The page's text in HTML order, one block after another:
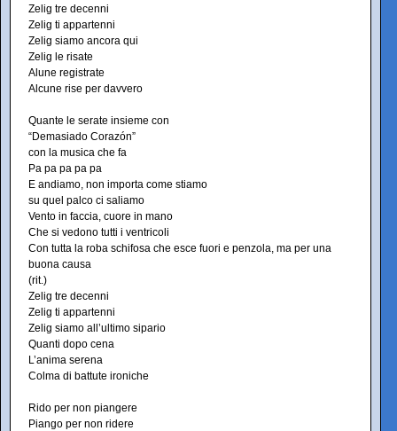
Zelig tre decenni
Zelig ti appartenni
Zelig siamo ancora qui
Zelig le risate
Alune registrate
Alcune rise per davvero
Quante le serate insieme con
“Demasiado Corazón”
con la musica che fa
Pa pa pa pa pa
E andiamo, non importa come stiamo
su quel palco ci saliamo
Vento in faccia, cuore in mano
Che si vedono tutti i ventricoli
Con tutta la roba schifosa che esce fuori e penzola, ma per una
buona causa
(rit.)
Zelig tre decenni
Zelig ti appartenni
Zelig siamo all’ultimo sipario
Quanti dopo cena
L’anima serena
Colma di battute ironiche
Rido per non piangere
Piango per non ridere